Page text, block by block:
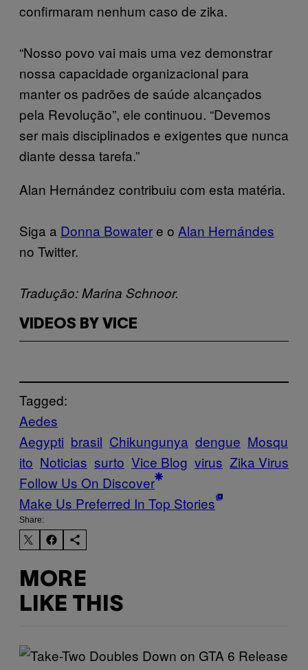
confirmaram nenhum caso de zika.
“Nosso povo vai mais uma vez demonstrar
nossa capacidade organizacional para
manter os padrões de saúde alcançados
pela Revolução”, ele continuou. “Devemos
ser mais disciplinados e exigentes que nunca
diante dessa tarefa.”
Alan Hernández contribuiu com esta matéria.
Siga a Donna Bowatere o Alan Hernándes
no Twitter.
Tradução: Marina Schnoor.
VIDEOS BY VICE
Tagged:
Aedes
Aegypti brasil Chikungunya dengue Mosqu
ito Noticias surto Vice Blog virus Zika Virus
Follow Us On Discover
Make Us Preferred In Top Stories
Share:
MORE
LIKE THIS